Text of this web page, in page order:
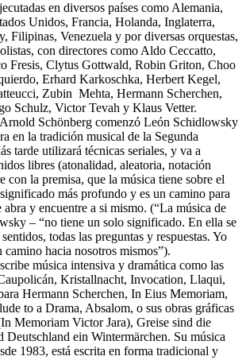
en diversos países como Alemania,
Unidos, Francia, Holanda, Inglaterra,
Filipinas, Venezuela y por diversas orquestas,
con directores como Aldo Ceccatto,
Fresis, Clytus Gottwald, Robin Griton, Choo
Erhard Karkoschka, Herbert Kegel,
Zubin Mehta, Hermann Scherchen,
Schulz, Victor Tevah y Klaus Vetter.
Schönberg comenzó León Schidlowsky
en la tradición musical de la Segunda
tarde utilizará técnicas seriales, y va a
libres (atonalidad, aleatoria, notación
con la premisa, que la música tiene sobre el
más profundo y es un camino para
abra y encuentre a si mismo. (“La música de
– “no tiene un solo significado. En ella se
todas las preguntas y respuestas. Yo
camino hacia nosotros mismos”).
música intensiva y dramática como las
Kristallnacht, Invocation, Llaqui,
Hermann Scherchen, In Eius Memoriam,
to a Drama, Absalom, o sus obras gráficas
Memoriam Victor Jara), Greise sind die
Deutschland ein Wintermärchen. Su música
1983, está escrita en forma tradicional y